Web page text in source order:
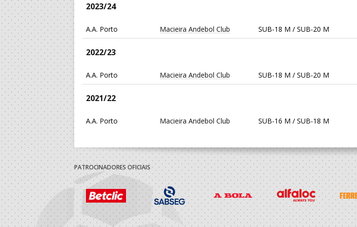
2023/24
A.A. Porto Macieira Andebol Club SUB-18 M / SUB-20 M
2022/23
A.A. Porto Macieira Andebol Club SUB-18 M / SUB-20 M
2021/22
A.A. Porto Macieira Andebol Club SUB-16 M / SUB-18 M
A.A. Porto Macieira Andebol Club Iniciados M / Juvenis M
2018/19
A.A. Porto Macieira Andebol Club Infantis M
PATROCINADORES OFICIAIS